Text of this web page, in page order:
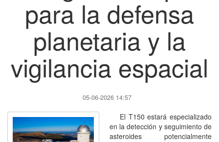
para la defensa
planetaria y la
vigilancia espacial
05-06-2026 14:57
El T150 estará especializado
en la detección y seguimiento de
asteroides potencialmente